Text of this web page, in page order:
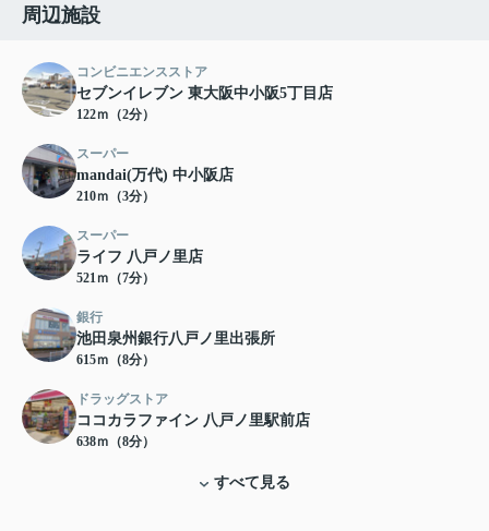
周辺施設
コンビニエンスストア
セブンイレブン 東大阪中小阪5丁目店
122ｍ（2分）
スーパー
mandai(万代) 中小阪店
210ｍ（3分）
スーパー
ライフ 八戸ノ里店
521ｍ（7分）
銀行
池田泉州銀行八戸ノ里出張所
615ｍ（8分）
ドラッグストア
ココカラファイン 八戸ノ里駅前店
638ｍ（8分）
すべて見る